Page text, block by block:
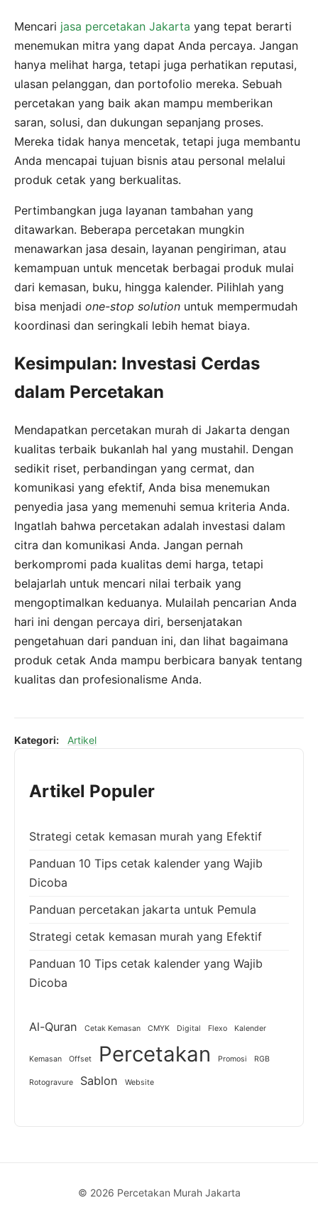
Mencari jasa percetakan Jakarta yang tepat berarti
menemukan mitra yang dapat Anda percaya. Jangan
hanya melihat harga, tetapi juga perhatikan reputasi,
ulasan pelanggan, dan portofolio mereka. Sebuah
percetakan yang baik akan mampu memberikan
saran, solusi, dan dukungan sepanjang proses.
Mereka tidak hanya mencetak, tetapi juga membantu
Anda mencapai tujuan bisnis atau personal melalui
produk cetak yang berkualitas.
Pertimbangkan juga layanan tambahan yang
ditawarkan. Beberapa percetakan mungkin
menawarkan jasa desain, layanan pengiriman, atau
kemampuan untuk mencetak berbagai produk mulai
dari kemasan, buku, hingga kalender. Pilihlah yang
bisa menjadi one-stop solution untuk mempermudah
koordinasi dan seringkali lebih hemat biaya.
Kesimpulan: Investasi Cerdas
dalam Percetakan
Mendapatkan percetakan murah di Jakarta dengan
kualitas terbaik bukanlah hal yang mustahil. Dengan
sedikit riset, perbandingan yang cermat, dan
komunikasi yang efektif, Anda bisa menemukan
penyedia jasa yang memenuhi semua kriteria Anda.
Ingatlah bahwa percetakan adalah investasi dalam
citra dan komunikasi Anda. Jangan pernah
berkompromi pada kualitas demi harga, tetapi
belajarlah untuk mencari nilai terbaik yang
mengoptimalkan keduanya. Mulailah pencarian Anda
hari ini dengan percaya diri, bersenjatakan
pengetahuan dari panduan ini, dan lihat bagaimana
produk cetak Anda mampu berbicara banyak tentang
kualitas dan profesionalisme Anda.
Kategori: Artikel
Artikel Populer
Strategi cetak kemasan murah yang Efektif
Panduan 10 Tips cetak kalender yang Wajib
Dicoba
Panduan percetakan jakarta untuk Pemula
Strategi cetak kemasan murah yang Efektif
Panduan 10 Tips cetak kalender yang Wajib
Dicoba
Al-Quran Cetak Kemasan CMYK Digital Flexo Kalender
Kemasan Offset Percetakan Promosi RGB
Rotogravure Sablon Website
© 2026 Percetakan Murah Jakarta